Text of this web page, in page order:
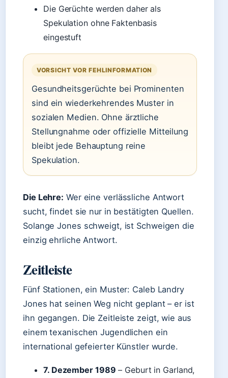
Die Gerüchte werden daher als
Spekulation ohne Faktenbasis
eingestuft
VORSICHT VOR FEHLINFORMATION
Gesundheitsgerüchte bei Prominenten
sind ein wiederkehrendes Muster in
sozialen Medien. Ohne ärztliche
Stellungnahme oder offizielle Mitteilung
bleibt jede Behauptung reine
Spekulation.
Die Lehre: Wer eine verlässliche Antwort
sucht, findet sie nur in bestätigten Quellen.
Solange Jones schweigt, ist Schweigen die
einzig ehrliche Antwort.
Zeitleiste
Fünf Stationen, ein Muster: Caleb Landry
Jones hat seinen Weg nicht geplant – er ist
ihn gegangen. Die Zeitleiste zeigt, wie aus
einem texanischen Jugendlichen ein
international gefeierter Künstler wurde.
7. Dezember 1989 – Geburt in Garland,